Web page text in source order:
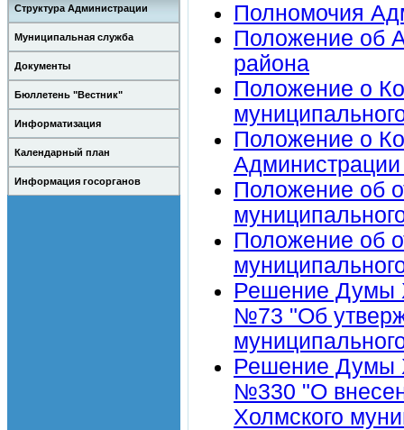
Структура Администрации
Муниципальная служба
Документы
Бюллетень "Вестник"
Информатизация
Календарный план
Информация госорганов
Полномочия
Положение об
района
Положение о
Положение о
Положение об
Положение об
Решение Думы
№73 "Об
Решение Думы
№330 "О
Холмского